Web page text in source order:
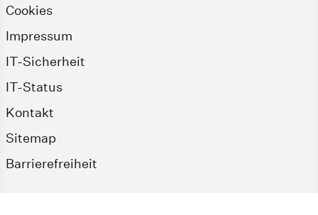
Cookies
Impressum
IT-Sicherheit
IT-Status
Kontakt
Sitemap
Barrierefreiheit